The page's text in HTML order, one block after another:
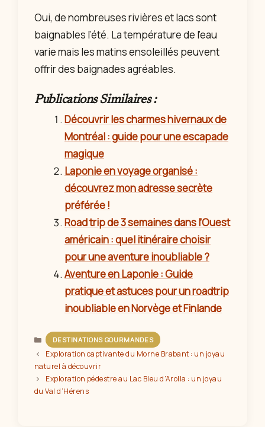
Oui, de nombreuses rivières et lacs sont
baignables l’été. La température de l’eau
varie mais les matins ensoleillés peuvent
offrir des baignades agréables.
Publications Similaires :
Découvrir les charmes hivernaux de
Montréal : guide pour une escapade
magique
Laponie en voyage organisé :
découvrez mon adresse secrète
préférée !
Road trip de 3 semaines dans l’Ouest
américain : quel itinéraire choisir
pour une aventure inoubliable ?
Aventure en Laponie : Guide
pratique et astuces pour un roadtrip
inoubliable en Norvège et Finlande
Catégories
DESTINATIONS GOURMANDES
Exploration captivante du Morne Brabant : un joyau
naturel à découvrir
Exploration pédestre au Lac Bleu d’Arolla : un joyau
du Val d’Hérens